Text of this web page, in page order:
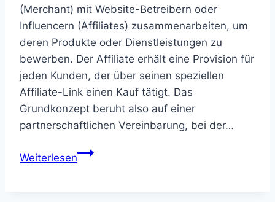
(Merchant) mit Website-Betreibern oder
Influencern (Affiliates) zusammenarbeiten, um
deren Produkte oder Dienstleistungen zu
bewerben. Der Affiliate erhält eine Provision für
jeden Kunden, der über seinen speziellen
Affiliate-Link einen Kauf tätigt. Das
Grundkonzept beruht also auf einer
partnerschaftlichen Vereinbarung, bei der…
WeiterlesenDer